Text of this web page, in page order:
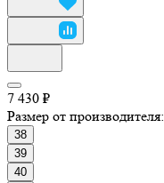
7 430 ₽
Размер от производителя:
38
39
40